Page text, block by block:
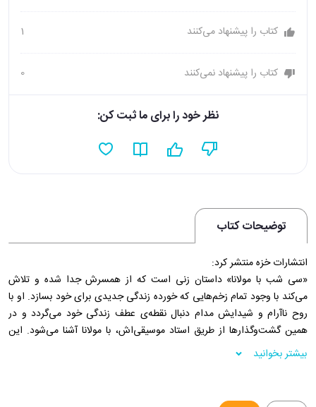
کتاب را پیشنهاد می‌کنند 1
کتاب را پیشنهاد نمی‌کنند 0
نظر خود را برای ما ثبت کن:
توضیحات کتاب
انتشارات خزه منتشر کرد:
«سی‌ شب با مولانا» داستان زنی است که از همسرش جدا شده و تلاش
می‌کند با وجود تمام زخم‌هایی که خورده زندگی جدیدی برای خود بسازد. او با
روح ناآرام و شیدایش مدام دنبال نقطه‌ی عطف زندگی خود می‌گردد و در
همین گشت‌وگذارها از طریق استاد موسیقی‌اش، با مولانا آشنا می‌شود. این
آشنایی باعث می‌شود قهرمان کتاب به مدت سی ‌شب مولانا را ملاقات کند.
فروشگاه اینترنتی 30بوک
بیشتر بخوانید